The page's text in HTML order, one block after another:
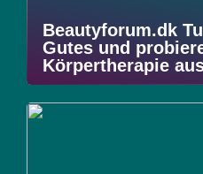
Beautyforum.dk
Gutes und
Körpertherapie